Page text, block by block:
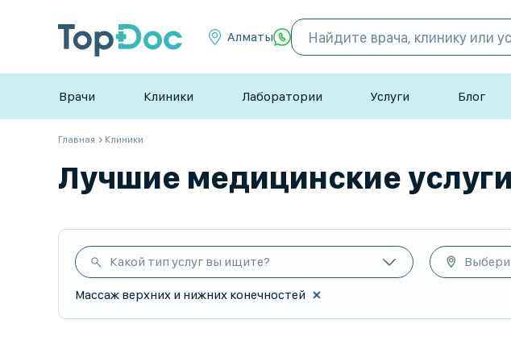
Алматы
Врачи Клиники Лаборатории Услуги Блог
Главная Клиники
Лучшие медицинские
Какой тип услуг вы ищите?
Массаж верхних и нижних конечностей